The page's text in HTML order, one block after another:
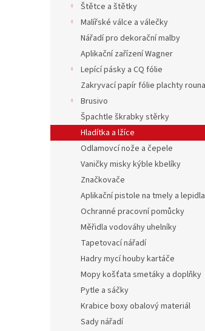
Štětce a štětky
Malířské válce a válečky
Nářadí pro dekorační malby
Aplikační zařízení Wagner
Lepící pásky a CQ fólie
Zakryvací papír fólie plachty rouna
Brusivo
Špachtle škrabky stěrky
Hladítka a lžíce
Odlamovcí nože a čepele
Vaničky misky kýble kbelíky
Značkovače
Aplikační pistole na tmely a lepidla
Ochranné pracovní pomůcky
Měřidla vodováhy uhelníky
Tapetovací nářadí
Hadry mycí houby kartáče
Mopy košťata smetáky a doplňky
Pytle a sáčky
Krabice boxy obalový materiál
Sady nářadí